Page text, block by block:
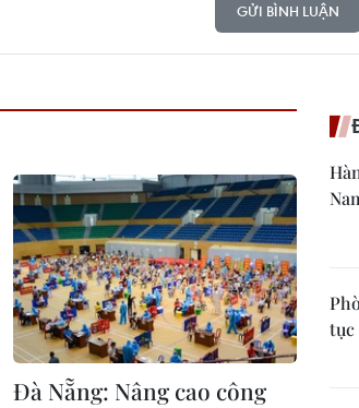
GỬI BÌNH LUẬN
Đà Nẵng: Nâng cao công
tục